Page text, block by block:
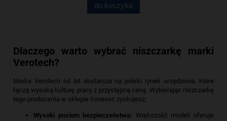
do koszyka
Dlaczego warto wybrać niszczarkę marki
Verotech?
Marka Verotech od lat dostarcza na polski rynek urządzenia, które
łączą wysoką kulturę pracy z przystępną ceną. Wybierając niszczarkę
tego producenta w sklepie Koneser, zyskujesz:
Wysoki poziom bezpieczeństwa: Większość modeli oferuje